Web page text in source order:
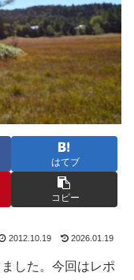
はてブ
コピー
2012.10.19 2026.01.19
した。今回はレポ